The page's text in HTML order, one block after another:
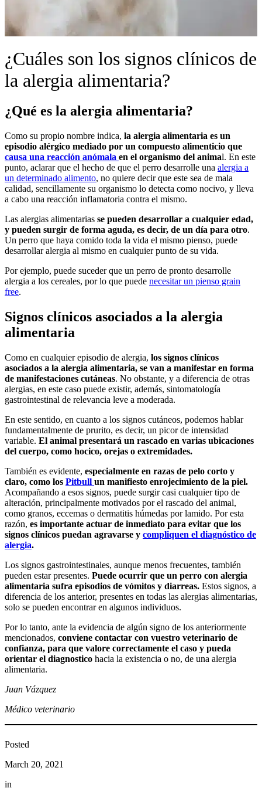
¿Cuáles son los signos clínicos de
la alergia alimentaria?
¿Qué es la alergia alimentaria?
Como su propio nombre indica, la alergia alimentaria es un
episodio alérgico mediado por un compuesto alimenticio que
causa una reacción anómala en el organismo del animal. En este
punto, aclarar que el hecho de que el perro desarrolle una alergia a
un determinado alimento, no quiere decir que este sea de mala
calidad, sencillamente su organismo lo detecta como nocivo, y lleva
a cabo una reacción inflamatoria contra el mismo.
Las alergias alimentarias se pueden desarrollar a cualquier edad,
y pueden surgir de forma aguda, es decir, de un día para otro.
Un perro que haya comido toda la vida el mismo pienso, puede
desarrollar alergia al mismo en cualquier punto de su vida.
Por ejemplo, puede suceder que un perro de pronto desarrolle
alergia a los cereales, por lo que puede necesitar un pienso grain
free.
Signos clínicos asociados a la alergia
alimentaria
Como en cualquier episodio de alergia, los signos clínicos
asociados a la alergia alimentaria, se van a manifestar en forma
de manifestaciones cutáneas. No obstante, y a diferencia de otras
alergias, en este caso puede existir, además, sintomatología
gastrointestinal de relevancia leve a moderada.
En este sentido, en cuanto a los signos cutáneos, podemos hablar
fundamentalmente de prurito, es decir, un picor de intensidad
variable. El animal presentará un rascado en varias ubicaciones
del cuerpo, como hocico, orejas o extremidades.
También es evidente, especialmente en razas de pelo corto y
claro, como los Pitbull un manifiesto enrojecimiento de la piel.
Acompañando a esos signos, puede surgir casi cualquier tipo de
alteración, principalmente motivados por el rascado del animal,
como granos, eccemas o dermatitis húmedas por lamido. Por esta
razón, es importante actuar de inmediato para evitar que los
signos clínicos puedan agravarse y compliquen el diagnóstico de
alergia.
Los signos gastrointestinales, aunque menos frecuentes, también
pueden estar presentes. Puede ocurrir que un perro con alergia
alimentaria sufra episodios de vómitos y diarreas. Estos signos, a
diferencia de los anterior, presentes en todas las alergias alimentarias,
solo se pueden encontrar en algunos individuos.
Por lo tanto, ante la evidencia de algún signo de los anteriormente
mencionados, conviene contactar con vuestro veterinario de
confianza, para que valore correctamente el caso y pueda
orientar el diagnostico hacia la existencia o no, de una alergia
alimentaria.
Juan Vázquez
Médico veterinario
Posted
March 20, 2021
in